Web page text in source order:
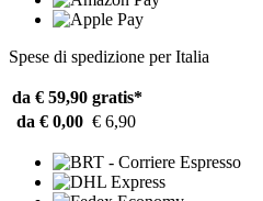
Spese di spedizione per Italia
da € 59,90 gratis*
da € 0,00 € 6,90